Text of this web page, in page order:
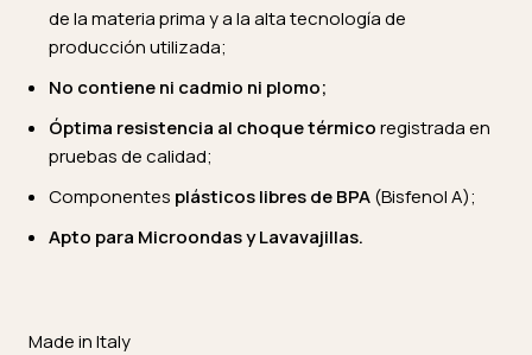
de la materia prima y a la alta tecnología de
producción utilizada;
No contiene ni cadmio ni plomo;
Óptima resistencia al choque térmicoregistrada en
pruebas de calidad;
Componentes plásticoslibres de BPA(Bisfenol A);
Apto para Microondas y Lavavajillas.
Made in Italy